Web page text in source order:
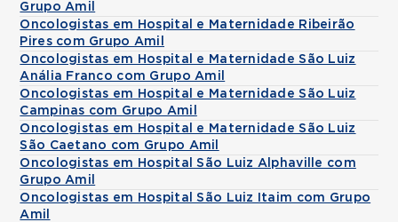
Grupo Amil
Oncologistas em Hospital e Maternidade Ribeirão
Pires com Grupo Amil
Oncologistas em Hospital e Maternidade São Luiz
Anália Franco com Grupo Amil
Oncologistas em Hospital e Maternidade São Luiz
Campinas com Grupo Amil
Oncologistas em Hospital e Maternidade São Luiz
São Caetano com Grupo Amil
Oncologistas em Hospital São Luiz Alphaville com
Grupo Amil
Oncologistas em Hospital São Luiz Itaim com Grupo
Amil